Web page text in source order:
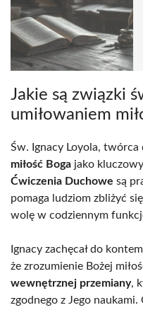
Jakie są związki
umiłowaniem
Św. Ignacy Loyola, twórca
miłość Boga jako
Ćwiczenia Duchowe są
pomaga ludziom zbliżyć
wolę w codziennym
Ignacy zachęcał do
że zrozumienie Bożej
wewnętrznej przemiany,
zgodnego z Jego